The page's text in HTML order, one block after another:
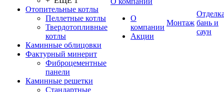
Отопительные котлы
Пеллетные котлы
Твердотопливные
котлы
Каминные облицовки
Фактурный минерит
Фиброцементные
панели
Каминные решетки
Стандартные
О
компании
Акции
Монтаж бань и
саун